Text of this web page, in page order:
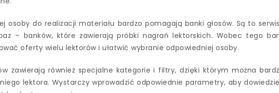
osoby do realizacji materiału bardzo pomagają banki głosów. Są to
– banków, które zawierają próbki nagrań lektorskich. Wobec tego
oferty wielu lektorów i ułatwić wybranie odpowiedniej osoby.
zawierają również specjalne kategorie i filtry, dzięki którym można
lektora. Wystarczy wprowadzić odpowiednie parametry, aby